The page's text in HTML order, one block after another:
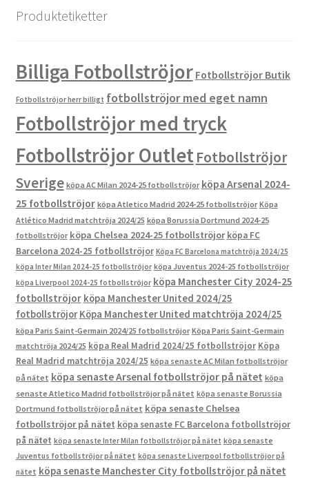
Produktetiketter
Billiga Fotbollströjor Fotbollströjor Butik
Fotbollströjor herr billigt fotbollströjor med eget namn
Fotbollströjor med tryck
Fotbollströjor OutletFotbollströjor
Sverige köpa AC Milan 2024-25 fotbollströjor köpa Arsenal 2024-
25 fotbollströjor köpa Atletico Madrid 2024-25 fotbollströjor Köpa
Atlético Madrid matchtröja 2024/25 köpa Borussia Dortmund 2024-25
fotbollströjor köpa Chelsea 2024-25 fotbollströjor köpa FC
Barcelona 2024-25 fotbollströjor Köpa FC Barcelona matchtröja 2024/25
köpa Inter Milan 2024-25 fotbollströjor köpa Juventus 2024-25 fotbollströjor
köpa Liverpool 2024-25 fotbollströjor köpa Manchester City 2024-25
fotbollströjor köpa Manchester United 2024/25
fotbollströjor Köpa Manchester United matchtröja 2024/25
köpa Paris Saint-Germain 2024/25 fotbollströjor Köpa Paris Saint-Germain
matchtröja 2024/25 köpa Real Madrid 2024/25 fotbollströjor Köpa
Real Madrid matchtröja 2024/25 köpa senaste AC Milan fotbollströjor
på nätet köpa senaste Arsenal fotbollströjor på nätet köpa
senaste Atletico Madrid fotbollströjor på nätet köpa senaste Borussia
Dortmund fotbollströjor på nätet köpa senaste Chelsea
fotbollströjor på nätet köpa senaste FC Barcelona fotbollströjor
på nätet köpa senaste Inter Milan fotbollströjor på nätet köpa senaste
Juventus fotbollströjor på nätet köpa senaste Liverpool fotbollströjor på
nätet köpa senaste Manchester City fotbollströjor på nätet